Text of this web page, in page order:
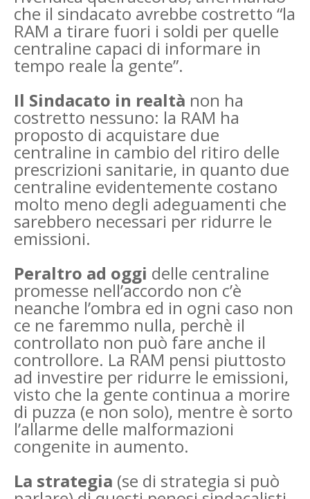
che il sindacato avrebbe costretto “la
RAM a tirare fuori i soldi per quelle
centraline capaci di informare in
tempo reale la gente”.
Il Sindacato in realtà non ha
costretto nessuno: la RAM ha
proposto di acquistare due
centraline in cambio del ritiro delle
prescrizioni sanitarie, in quanto due
centraline evidentemente costano
molto meno degli adeguamenti che
sarebbero necessari per ridurre le
emissioni.
Peraltro ad oggi delle centraline
promesse nell’accordo non c’è
neanche l’ombra ed in ogni caso non
ce ne faremmo nulla, perchè il
controllato non può fare anche il
controllore. La RAM pensi piuttosto
ad investire per ridurre le emissioni,
visto che la gente continua a morire
di puzza (e non solo), mentre è sorto
l’allarme delle malformazioni
congenite in aumento.
La strategia (se di strategia si può